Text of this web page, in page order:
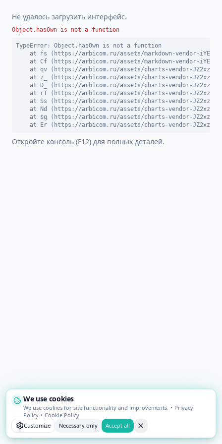
Не удалось загрузить интерфейс.
Object.hasOwn is not a function
TypeError: Object.hasOwn is not a function
at fs (https://arbicom.ru/assets/markdown-vendor-
at Cf (https://arbicom.ru/assets/markdown-vendor-
at qv (https://arbicom.ru/assets/charts-vendor-
at z_ (https://arbicom.ru/assets/charts-vendor-
at D_ (https://arbicom.ru/assets/charts-vendor-
at rT (https://arbicom.ru/assets/charts-vendor-
at Ss (https://arbicom.ru/assets/charts-vendor-
at Nd (https://arbicom.ru/assets/charts-vendor-
at $g (https://arbicom.ru/assets/charts-vendor-
at Er (https://arbicom.ru/assets/charts-vendor-
Откройте консоль (F12) для полных деталей.
We use cookies
We use cookies for site functionality and improvements. • Privacy
Policy • Cookie Policy
Customize
Necessary only Accept all